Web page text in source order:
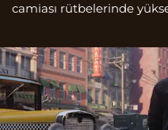
camiası rütbelerinde